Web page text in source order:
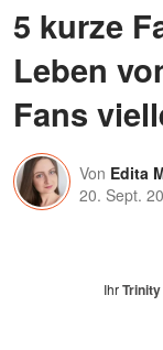
5 kurze
Leben
Fans
Von Edita
20. Sept.
Ihr